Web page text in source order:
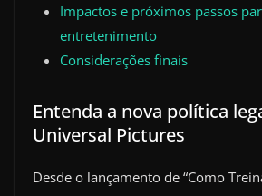
Impactos e próximos passos
entretenimento
Considerações finais
Entenda a nova política
Universal Pictures
Desde o lançamento de “Como